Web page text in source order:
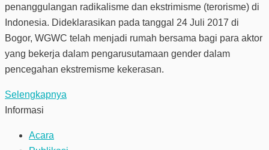
penanggulangan radikalisme dan ekstrimisme (terorisme) di
Indonesia. Dideklarasikan pada tanggal 24 Juli 2017 di
Bogor, WGWC telah menjadi rumah bersama bagi para aktor
yang bekerja dalam pengarusutamaan gender dalam
pencegahan ekstremisme kekerasan.
Selengkapnya
Informasi
Acara